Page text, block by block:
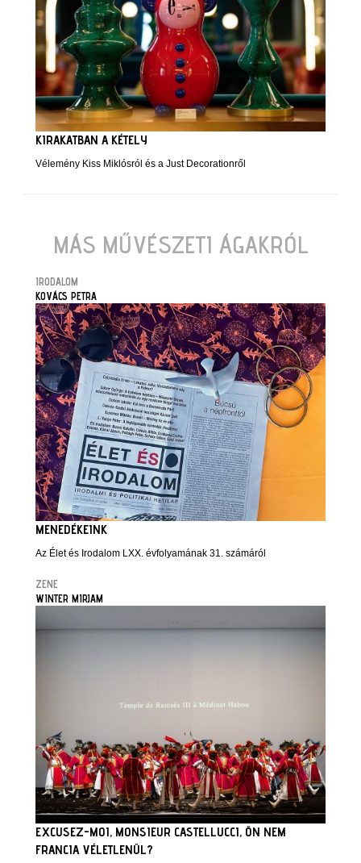
KIRAKATBAN A KÉTELY
Vélemény Kiss Miklósról és a Just Decorationről
MÁS MŰVÉSZETI ÁGAKRÓL
IRODALOM
KOVÁCS PETRA
MENEDÉKEINK
Az Élet és Irodalom LXX. évfolyamának 31. számáról
ZENE
WINTER MIRJAM
EXCUSEZ-MOI, MONSIEUR CASTELLUCCI, ÖN NEM
FRANCIA VÉLETLENÜL?